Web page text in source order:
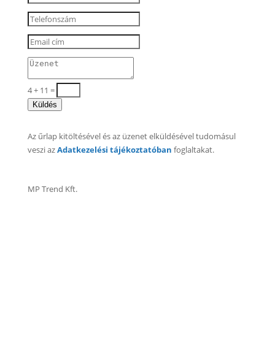
4 + 11 =
Küldés
Az űrlap kitöltésével és az üzenet elküldésével tudomásul
veszi azAdatkezelési tájékoztatóban foglaltakat.
MP Trend Kft.